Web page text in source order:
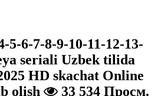
5-6-7-8-9-10-11-12-13-
seriali Uzbek tilida
HD skachat Online
olish
33 534 Просм.